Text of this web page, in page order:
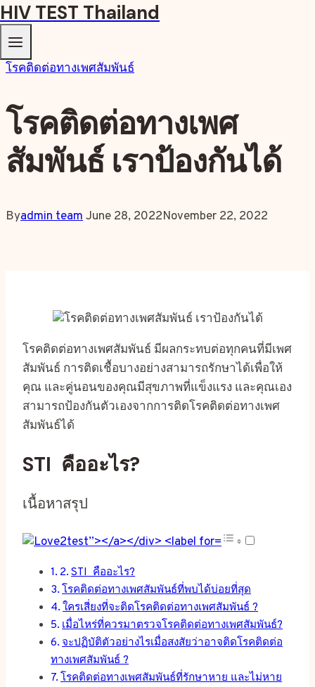
HIV TEST Thailand
โรคติดต่อทางเพศสัมพันธ์
โรคติดต่อทางเพศ
สัมพันธ์ เราป้องกันได้
Byadmin teamJune 28, 2022November 22, 2022
โรคติดต่อทางเพศสัมพันธ์ มีผลกระทบต่อทุกคนที่มีเพศ
สัมพันธ์ การติดเชื้อบางอย่างสามารถรักษาได้เพื่อให้
คุณ และคู่นอนของคุณมีสุขภาพที่แข็งแรง และคุณเอง
สามารถป้องกันตัวเองจากการติดโรคติดต่อทางเพศ
สัมพันธ์ได้
STI คืออะไร?
เนื้อหาสรุป
STI คืออะไร?
โรคติดต่อทางเพศสัมพันธ์ที่พบได้บ่อยที่สุด
ใครเสี่ยงที่จะติดโรคติดต่อทางเพศสัมพันธ์ ?
เมื่อไหร่ที่ควรมาตรวจโรคติดต่อทางเพศสัมพันธ์?
จะปฏิบัติตัวอย่างไรเมื่อสงสัยว่าอาจติดโรคติดต่อ
ทางเพศสัมพันธ์ ?
โรคติดต่อทางเพศสัมพันธ์ที่รักษาหาย และไม่หาย